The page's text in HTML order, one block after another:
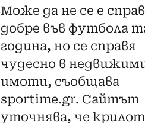
Може да не се е
добре във футбола
година, но се справя
чудесно в
имоти, съобщава
sportime.gr. Сайтът
уточнява, че